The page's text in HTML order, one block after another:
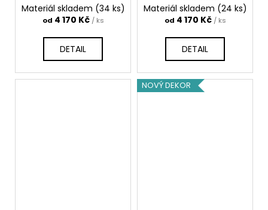
Materiál skladem (34 ks)
od 4 170 Kč / ks
DETAIL
Materiál skladem (24 ks)
od 4 170 Kč / ks
DETAIL
NOVÝ DEKOR